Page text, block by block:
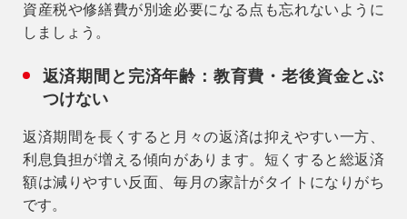
資産税や修繕費が別途必要になる点も忘れないように
しましょう。
返済期間と完済年齢：教育費・老後資金とぶ
つけない
返済期間を長くすると月々の返済は抑えやすい一方、
利息負担が増える傾向があります。短くすると総返済
額は減りやすい反面、毎月の家計がタイトになりがち
です。